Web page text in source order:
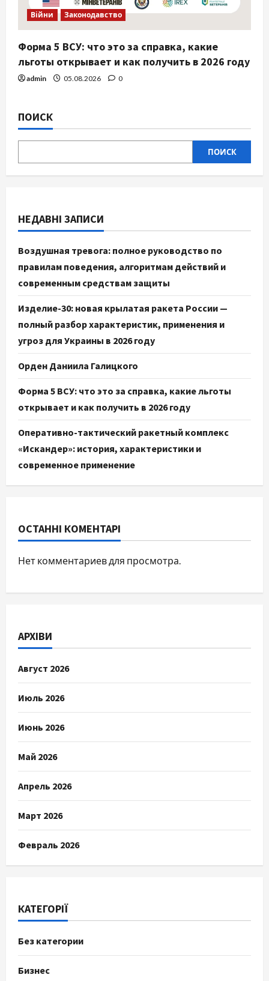
Війни Законодавство
Форма 5 ВСУ: что это за справка, какие
льготы открывает и как получить в 2026 году
admin 05.08.2026 0
ПОИСК
ПОИСК
НЕДАВНІ ЗАПИСИ
Воздушная тревога: полное руководство по
правилам поведения, алгоритмам действий и
современным средствам защиты
Изделие-30: новая крылатая ракета России —
полный разбор характеристик, применения и
угроз для Украины в 2026 году
Орден Даниила Галицкого
Форма 5 ВСУ: что это за справка, какие льготы
открывает и как получить в 2026 году
Оперативно-тактический ракетный комплекс
«Искандер»: история, характеристики и
современное применение
ОСТАННІ КОМЕНТАРІ
Нет комментариев для просмотра.
АРХІВИ
Август 2026
Июль 2026
Июнь 2026
Май 2026
Апрель 2026
Март 2026
Февраль 2026
КАТЕГОРІЇ
Без категории
Бизнес